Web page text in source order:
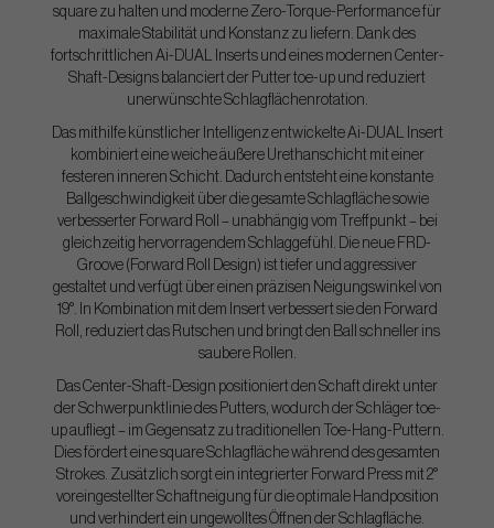
square zu halten und moderne Zero-Torque-Performance für
maximale Stabilität und Konstanz zu liefern. Dank des
fortschrittlichen Ai-DUAL Inserts und eines modernen Center-
Shaft-Designs balanciert der Putter toe-up und reduziert
unerwünschte Schlagflächenrotation.
Das mithilfe künstlicher Intelligenz entwickelte Ai-DUAL Insert
kombiniert eine weiche äußere Urethanschicht mit einer
festeren inneren Schicht. Dadurch entsteht eine konstante
Ballgeschwindigkeit über die gesamte Schlagfläche sowie
verbesserter Forward Roll – unabhängig vom Treffpunkt – bei
gleichzeitig hervorragendem Schlaggefühl. Die neue FRD-
Groove (Forward Roll Design) ist tiefer und aggressiver
gestaltet und verfügt über einen präzisen Neigungswinkel von
19°. In Kombination mit dem Insert verbessert sie den Forward
Roll, reduziert das Rutschen und bringt den Ball schneller ins
saubere Rollen.
Das Center-Shaft-Design positioniert den Schaft direkt unter
der Schwerpunktlinie des Putters, wodurch der Schläger toe-
up aufliegt – im Gegensatz zu traditionellen Toe-Hang-Puttern.
Dies fördert eine square Schlagfläche während des gesamten
Strokes. Zusätzlich sorgt ein integrierter Forward Press mit 2°
voreingestellter Schaftneigung für die optimale Handposition
und verhindert ein ungewolltes Öffnen der Schlagfläche.